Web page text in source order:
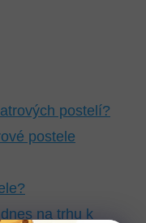
postelí?
postele
na trhu k